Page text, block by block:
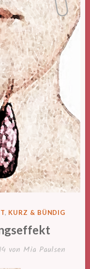
, KURZ & BÜNDIG
von Mia Paulsen